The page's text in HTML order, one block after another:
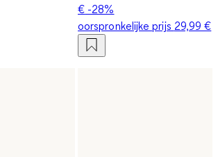
€ -28%
oorspronkelijke prijs 29,99 €